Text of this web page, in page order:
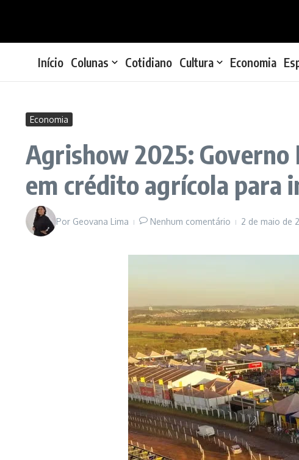
Início Colunas Cotidiano Cultura Economia
Economia
Agrishow 2025: Governo
em crédito agrícola para
Por Geovana Lima Nenhum comentário 2 de maio de